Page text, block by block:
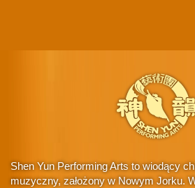
Shen Yun Performing Arts to wiodący
muzyczny, założony w Nowym Jorku.